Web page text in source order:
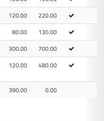
120.00
220.00
80.00
130.00
300.00
700.00
120.00 480.00
390.00 0.00